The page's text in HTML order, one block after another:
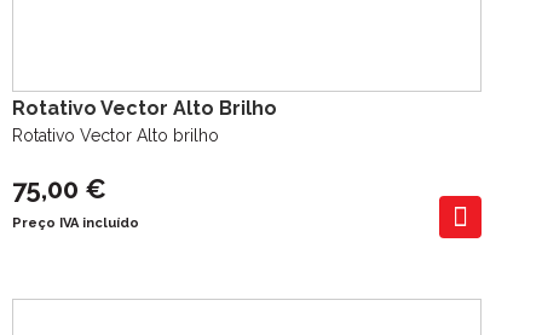
Rotativo Vector Alto Brilho
Rotativo Vector Alto brilho
75,00 €
Preço IVA incluído